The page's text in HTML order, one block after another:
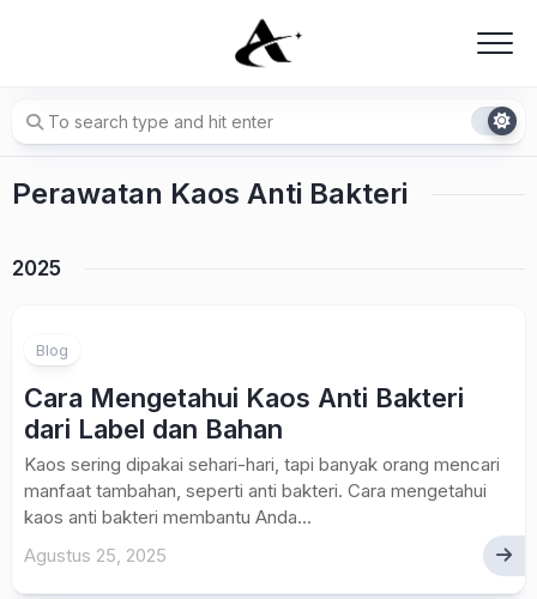
Perawatan Kaos Anti Bakteri
2025
Blog
Cara Mengetahui Kaos Anti Bakteri
dari Label dan Bahan
Kaos sering dipakai sehari-hari, tapi banyak orang mencari
manfaat tambahan, seperti anti bakteri. Cara mengetahui
kaos anti bakteri membantu Anda...
Agustus 25, 2025